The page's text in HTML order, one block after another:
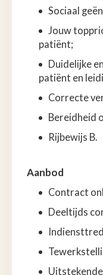
Sociaal
Jouw
patiënt;
Duidelijke
patiënt en
Correcte
Bereidheid
Rijbewijs B.
Aanbod
Contract
Deeltijds
Uitstekende